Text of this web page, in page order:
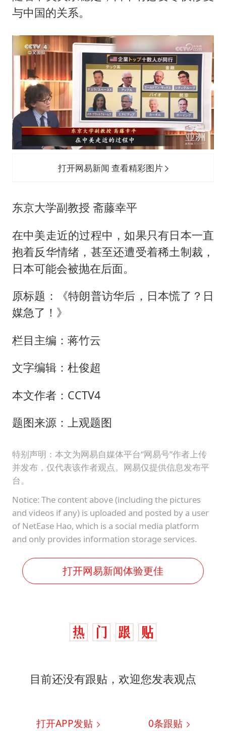
与中国的关系。
打开网易新闻 查看精彩图片
东京大学副教授 斋藤幸平
在中美走近的过程中，如果只有日本一直
抱着反华情绪，甚至还遭受着稀土制裁，
日本可能会被抛在后面。
原标题：《特朗普访华后，日本慌了？日
媒急了！》
栏目主编：蒋竹云
文字编辑：杜俊超
本文作者：CCTV4
题图来源：上观题图
特别声明：本文为网易自媒体平台“网易号”作者上传
并发布，仅代表该作者观点。网易仅提供信息发布平
台。
Notice: The content above (including the pictures
and videos if any) is uploaded and posted by a user
of NetEase Hao, which is a social media platform
and only provides information storage services.
打开网易新闻体验更佳
目前还没有跟贴，欢迎您发表观点
打开APP发贴 0条跟贴